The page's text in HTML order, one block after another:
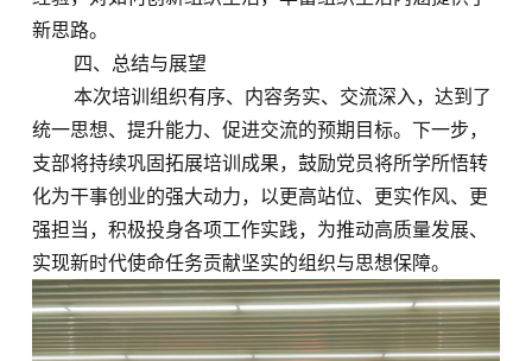
新思路。
四、总结与展望
本次培训组织有序、内容务实、交流深入，达到了
统一思想、提升能力、促进交流的预期目标。下一步，
支部将持续巩固拓展培训成果，鼓励党员将所学所悟转
化为干事创业的强大动力，以更高站位、更实作风、更
强担当，积极投身各项工作实践，为推动高质量发展、
实现新时代使命任务贡献坚实的组织与思想保障。